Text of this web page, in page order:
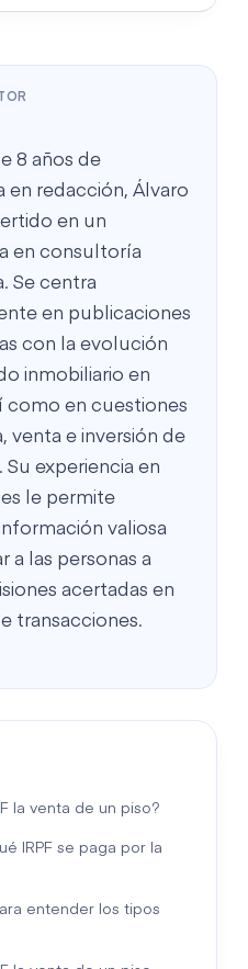
8 años de
en redacción, Álvaro
en un
en consultoría
Se centra
en publicaciones
con la evolución
inmobiliario en
como en cuestiones
venta e inversión de
Su experiencia en
le permite
valiosa
a las personas a
acertadas en
transacciones.
la venta de un piso?
IRPF se paga por la
entender los tipos